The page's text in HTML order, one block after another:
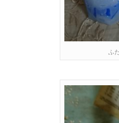
ふ